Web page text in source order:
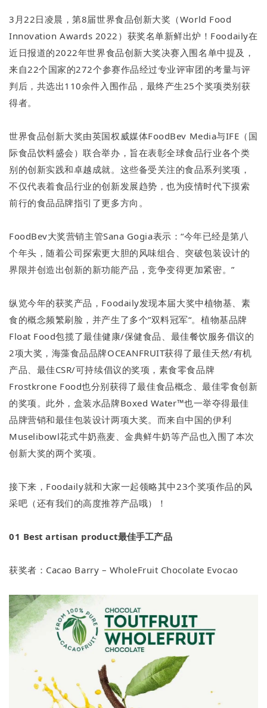
3月22日凌晨，第8届世界食品创新大奖（World Food
Innovation Awards 2022）获奖名单新鲜出炉！Foodaily在
近日报道的2022年世界食品创新大奖决赛入围名单中提及，
来自22个国家的272个参赛作品经过专业评审团的考量与评
判后，共选出110余件入围作品，最终产生25个奖项类别获
得者。
世界食品创新大奖由英国权威媒体FoodBev Media与IFE（国
际食品饮料盛会）联合举办，旨在表彰全球食品行业各个类
别的创新实践和卓越成就。这些备受关注的食品系列奖项，
不仅代表着食品行业的创新发展趋势，也为疫情时代下摸索
前行的食品品牌指引了更多方向。
FoodBev大奖营销主管Sana Gogia表示：“今年已经是第八
个年头，随着公司探索更大胆的风味组合、突破包装设计的
界限并创造出创新的新功能产品，竞争变得更加紧密。”
纵览今年的获奖产品，Foodaily发现本届大奖中植物基、素
食的概念频繁刷脸，并产生了多个”双料冠军“。植物基品牌
Float Food包揽了最佳健康/保健食品、最佳餐饮服务倡议的
2项大奖，海藻食品品牌OCEANFRUIT获得了最佳天然/有机
产品、最佳CSR/可持续倡议的奖项，素食零食品牌
Frostkrone Food也分别获得了最佳食品概念、最佳零食创新
的奖项。此外，盒装水品牌Boxed Water™也一举夺得最佳
品牌营销和最佳包装设计两项大奖。而来自中国的伊利
Muselibowl花式牛奶燕麦、金典鲜牛奶等产品也入围了本次
创新大奖的两个奖项。
接下来，Foodaily就和大家一起领略其中23个奖项作品的风
采吧（还有我们的高度推荐产品哦）！
01 Best artisan product最佳手工产品
获奖者：Cacao Barry – WholeFruit Chocolate Evocao